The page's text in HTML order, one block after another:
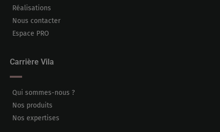
Réalisations
Nous contacter
Espace PRO
Carrière Vila
Qui sommes-nous ?
Nos produits
Nos expertises